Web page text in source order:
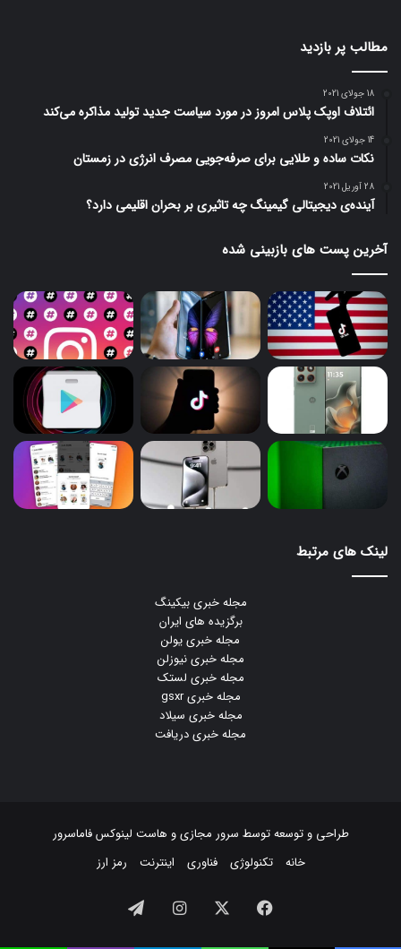
مطالب پر بازدید
18 جولای 2021
ائتلاف اوپک پلاس امروز در مورد سیاست جدید تولید مذاکره می‌کند
14 جولای 2021
نکات ساده و طلایی برای صرفه‌جویی مصرف انرژی در زمستان
28 آوریل 2021
آینده‌ی دیجیتالی گیمینگ چه تاثیری بر بحران اقلیمی دارد؟
آخرین پست های بازبینی شده
لینک های مرتبط
مجله خبری بیکینگ
برگزیده های ایران
مجله خبری یولن
مجله خبری نیوزلن
مجله خبری لستک
مجله خبری gsxr
مجله خبری سیلاد
مجله خبری دریافت
طراحی و توسعه توسط سرور مجازیو هاست لینوکسفاماسرور
خانه
تکنولوژی فناوری اینترنت رمز ارز
فیسبوک ایکس اینستاگرام